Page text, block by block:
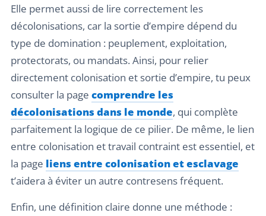
Elle permet aussi de lire correctement les
décolonisations, car la sortie d’empire dépend du
type de domination : peuplement, exploitation,
protectorats, ou mandats. Ainsi, pour relier
directement colonisation et sortie d’empire, tu peux
consulter la page comprendre les
décolonisations dans le monde, qui complète
parfaitement la logique de ce pilier. De même, le lien
entre colonisation et travail contraint est essentiel, et
la page liens entre colonisation et esclavage
t’aidera à éviter un autre contresens fréquent.
Enfin, une définition claire donne une méthode :